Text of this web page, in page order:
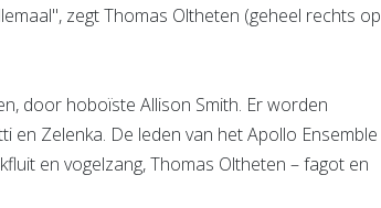
zegt Thomas Oltheten (geheel rechts op
door hoboïste Allison Smith. Er worden
en Zelenka. De leden van het Apollo Ensemble
en vogelzang, Thomas Oltheten – fagot en